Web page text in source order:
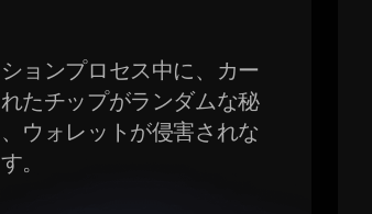
ョンプロセス中に、カー
たチップがランダムな秘
ウォレットが侵害されな
。